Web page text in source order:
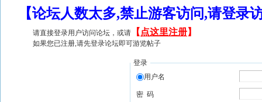
【论坛人数太多,禁止游客访问,请登
请直接登录用户访问论坛，或请 【 点这里注册】
如果您已注册,请先登录论坛即可游览帖子
登录
用户名
密 码